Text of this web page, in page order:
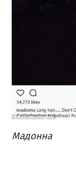
Мадонна